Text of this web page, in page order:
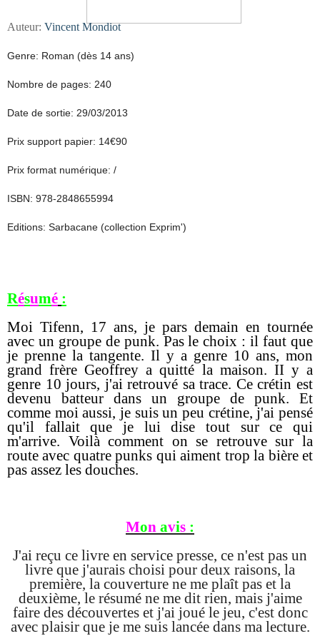
Auteur: Vincent Mondiot
Genre: Roman (dès 14 ans)
Nombre de pages: 240
Date de sortie: 29/03/2013
Prix support papier: 14€90
Prix format numérique: /
ISBN: 978-2848655994
Editions: Sarbacane (collection Exprim')
Résumé :
Moi Tifenn, 17 ans, je pars demain en tournée
avec un groupe de punk. Pas le choix : il faut que
je prenne la tangente. Il y a genre 10 ans, mon
grand frère Geoffrey a quitté la maison. II y a
genre 10 jours, j'ai retrouvé sa trace. Ce crétin est
devenu batteur dans un groupe de punk.
Et
comme moi aussi, je suis un peu crétine, j'ai pensé
qu'il fallait que je lui dise tout sur ce qui
m'arrive. Voilà comment on se retrouve sur la
route avec quatre punks qui aiment trop la bière et
pas assez les douches.
Mon avis :
J'ai reçu ce livre en service presse, ce n'est pas un
livre que j'aurais choisi pour deux raisons, la
première, la couverture ne me plaît pas et la
deuxième, le résumé ne me dit rien, mais j'aime
faire des découvertes et j'ai joué le jeu, c'est donc
avec plaisir que je me suis lancée dans ma lecture.